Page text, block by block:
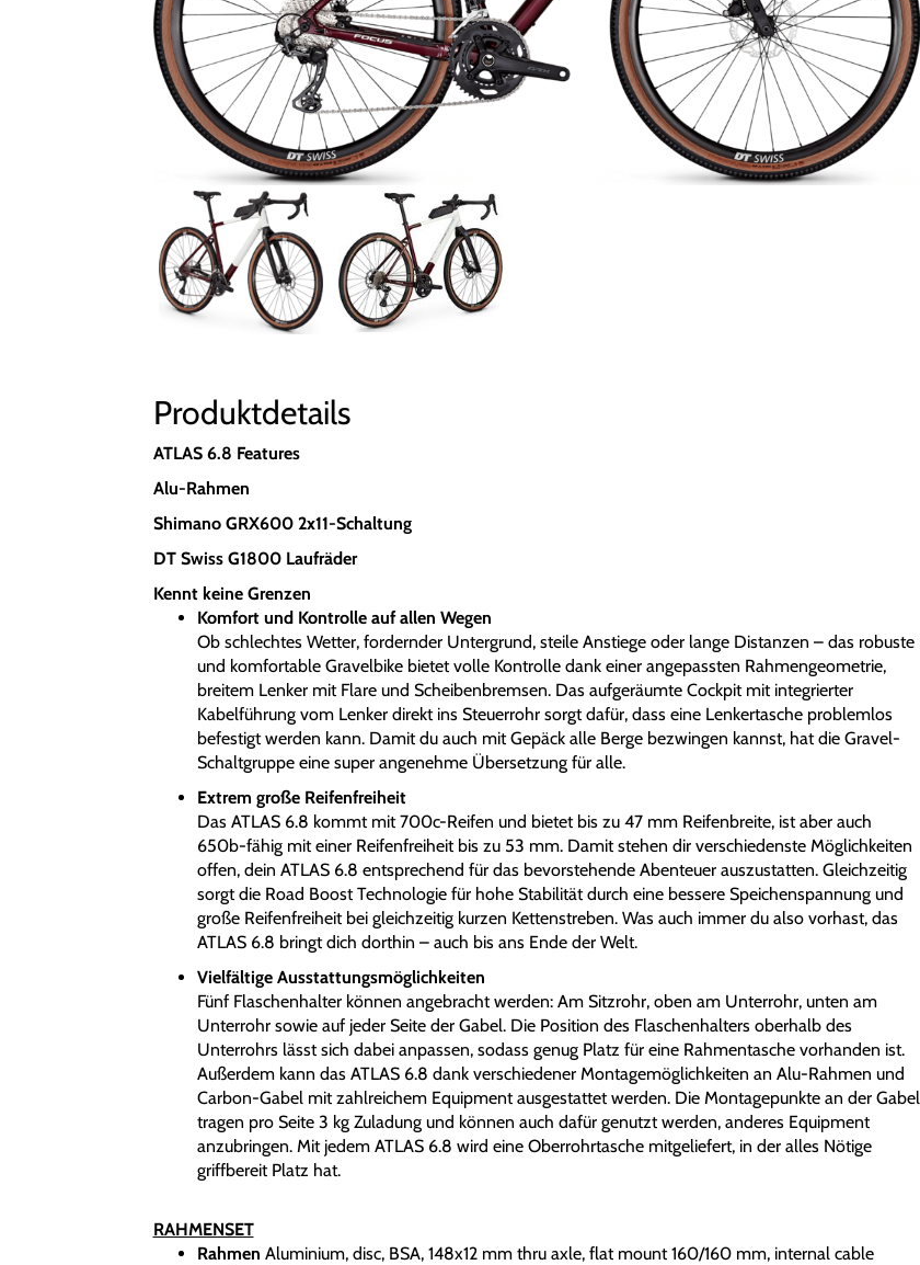
Produktdetails
ATLAS 6.8 Features
Alu-Rahmen
Shimano GRX600 2x11-Schaltung
DT Swiss G1800 Laufräder
Kennt keine Grenzen
Komfort und Kontrolle auf allen Wegen
Ob schlechtes Wetter, fordernder Untergrund, steile Anstiege oder lange Distanzen – das robuste
und komfortable Gravelbike bietet volle Kontrolle dank einer angepassten Rahmengeometrie,
breitem Lenker mit Flare und Scheibenbremsen. Das aufgeräumte Cockpit mit integrierter
Kabelführung vom Lenker direkt ins Steuerrohr sorgt dafür, dass eine Lenkertasche problemlos
befestigt werden kann. Damit du auch mit Gepäck alle Berge bezwingen kannst, hat die Gravel-
Schaltgruppe eine super angenehme Übersetzung für alle.
Extrem große Reifenfreiheit
Das ATLAS 6.8 kommt mit 700c-Reifen und bietet bis zu 47 mm Reifenbreite, ist aber auch
650b-fähig mit einer Reifenfreiheit bis zu 53 mm. Damit stehen dir verschiedenste Möglichkeiten
offen, dein ATLAS 6.8 entsprechend für das bevorstehende Abenteuer auszustatten. Gleichzeitig
sorgt die Road Boost Technologie für hohe Stabilität durch eine bessere Speichenspannung und
große Reifenfreiheit bei gleichzeitig kurzen Kettenstreben. Was auch immer du also vorhast, das
ATLAS 6.8 bringt dich dorthin – auch bis ans Ende der Welt.
Vielfältige Ausstattungsmöglichkeiten
Fünf Flaschenhalter können angebracht werden: Am Sitzrohr, oben am Unterrohr, unten am
Unterrohr sowie auf jeder Seite der Gabel. Die Position des Flaschenhalters oberhalb des
Unterrohrs lässt sich dabei anpassen, sodass genug Platz für eine Rahmentasche vorhanden ist.
Außerdem kann das ATLAS 6.8 dank verschiedener Montagemöglichkeiten an Alu-Rahmen und
Carbon-Gabel mit zahlreichem Equipment ausgestattet werden. Die Montagepunkte an der Gabel
tragen pro Seite 3 kg Zuladung und können auch dafür genutzt werden, anderes Equipment
anzubringen. Mit jedem ATLAS 6.8 wird eine Oberrohrtasche mitgeliefert, in der alles Nötige
griffbereit Platz hat.
RAHMENSET
Rahmen Aluminium, disc, BSA, 148x12 mm thru axle, flat mount 160/160 mm, internal cable